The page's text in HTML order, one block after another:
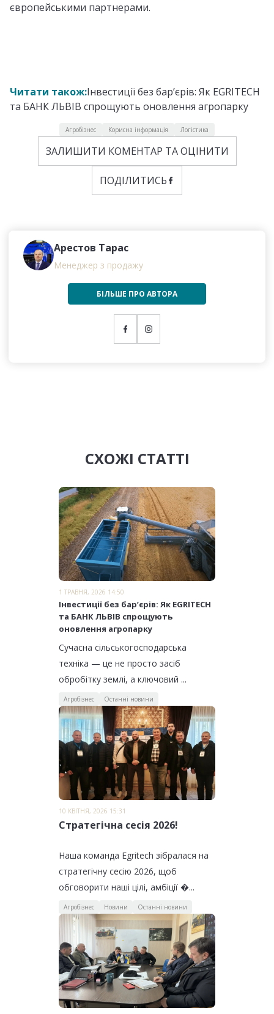
європейськими партнерами.
Читати також:​Інвестиції без бар’єрів: Як EGRITECH
та БАНК ЛЬВІВ спрощують оновлення агропарку
Агробізнес Корисна інформація Логістика
ЗАЛИШИТИ КОМЕНТАР ТА ОЦІНИТИ
ПОДІЛИТИСЬ
Арестов Тарас
Менеджер з продажу
БІЛЬШЕ ПРО АВТОРА
СХОЖІ СТАТТІ
1 ТРАВНЯ, 2026 14:50
​Інвестиції без бар’єрів: Як EGRITECH
та БАНК ЛЬВІВ спрощують
оновлення агропарку
Сучасна сільськогосподарська
техніка — це не просто засіб
обробітку землі, а ключовий ...
Агробізнес Останні новини
10 КВІТНЯ, 2026 15:31
Стратегічна сесія 2026!
Наша команда Egritech зібралася на
стратегічну сесію 2026, щоб
обговорити наші цілі, амбіції �...
Агробізнес Новини Останні новини